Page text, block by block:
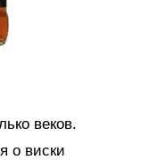
веков.
о виски